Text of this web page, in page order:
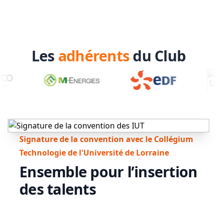
Les adhérentsdu Club
Signature de la convention avec le Collégium
Technologie de l'Université de Lorraine
Ensemble pour l’insertion
des talents